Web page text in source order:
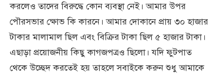
করলেও তাদের বিরুদ্ধে কোন ব্যবস্থা নেই। আমার উপর
পৌরসভার ক্ষোভ কি কারনে। আমার দোকানে প্রায় ৩০ হাজার
টাকার মালামাল ছিল এবং বিক্রির টাকা ছিল ৫ হাজার টাকা।
এছাড়া প্রয়োজনীয় কিছু কাগজপত্রও ছিলো। যদি ফুটপাত
থেকে উচ্ছেদ করতেই হয় তাহলে সবাইকে করুন শুধু আমাকে